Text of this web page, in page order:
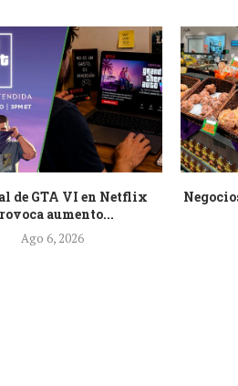
de GTA VI en Netflix
aumento...
Ago 6, 2026